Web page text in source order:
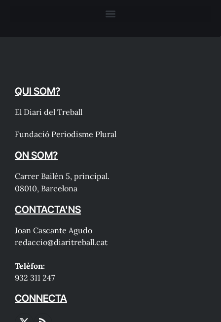
QUI SOM?
El Diari del Treball
Fundació Periodisme Plural
ON SOM?
Carrer Bailén 5, principal.
08010, Barcelona
CONTACTA'NS
Joan Cascante Agudo
redaccio@diaritreball.cat
Telèfon:
932 311 247
CONNECTA